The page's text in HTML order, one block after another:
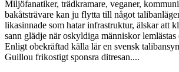
Miljöfanatiker, trädkramare, veganer,
bakåtsträvare kan ju flytta till något
likasinnade som hatar infrastruktur, älskar att
sann glädje när oskyldiga människor
Enligt obekräftad källa lär en svensk
Guillou frikostigt sponsra ditresan....